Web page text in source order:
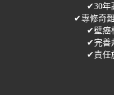
✔30年
✔專修奇
✔壁癌
✔完善
✔責任